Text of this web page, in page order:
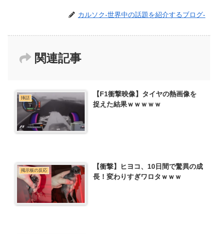
カルソク-世界中の話題を紹介するブログ-
関連記事
挿話
【F1衝撃映像】タイヤの熱画像を
捉えた結果ｗｗｗｗｗ
掲示板の反応
【衝撃】ヒヨコ、10日間で驚異の成
長！変わりすぎワロタｗｗｗ